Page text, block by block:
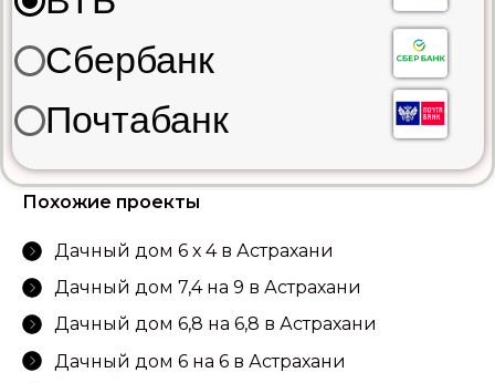
Похожие проекты
Дачный дом 6 х 4 в Астрахани
Дачный дом 7,4 на 9 в Астрахани
Дачный дом 6,8 на 6,8 в Астрахани
Дачный дом 6 на 6 в Астрахани